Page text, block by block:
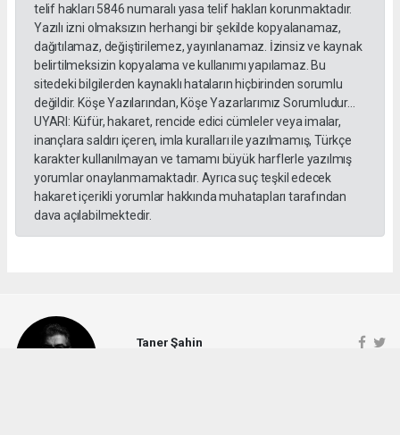
telif hakları 5846 numaralı yasa telif hakları korunmaktadır.
Yazılı izni olmaksızın herhangi bir şekilde kopyalanamaz,
dağıtılamaz, değiştirilemez, yayınlanamaz. İzinsiz ve kaynak
belirtilmeksizin kopyalama ve kullanımı yapılamaz. Bu
sitedeki bilgilerden kaynaklı hataların hiçbirinden sorumlu
değildir. Köşe Yazılarından, Köşe Yazarlarımız Sorumludur...
UYARI: Küfür, hakaret, rencide edici cümleler veya imalar,
inançlara saldırı içeren, imla kuralları ile yazılmamış, Türkçe
karakter kullanılmayan ve tamamı büyük harflerle yazılmış
yorumlar onaylanmamaktadır. Ayrıca suç teşkil edecek
hakaret içerikli yorumlar hakkında muhatapları tarafından
dava açılabilmektedir.
Taner Şahin